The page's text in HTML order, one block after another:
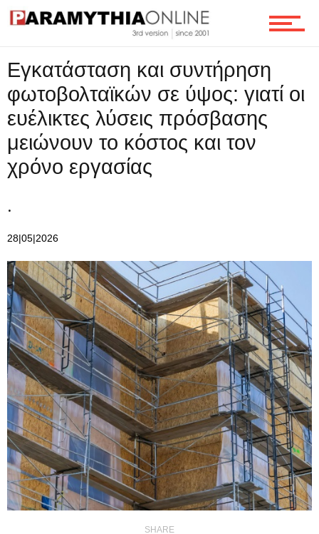
Εγκατάσταση και συντήρηση
φωτοβολταϊκών σε ύψος: γιατί οι
ευέλικτες λύσεις πρόσβασης
μειώνουν το κόστος και τον
χρόνο εργασίας
.
28|05|2026
SHARE